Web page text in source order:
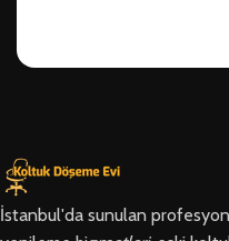
İstanbul'da sunulan